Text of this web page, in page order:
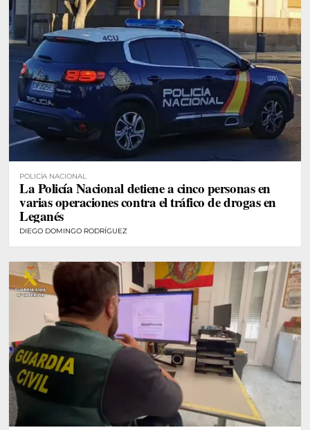
POLICÍA NACIONAL
La Policía Nacional detiene a cinco personas en
varias operaciones contra el tráfico de drogas en
Leganés
DIEGO DOMINGO RODRÍGUEZ